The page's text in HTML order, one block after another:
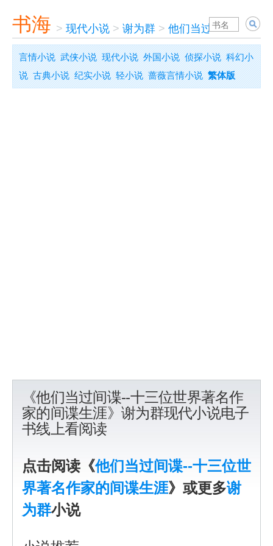
书海 > 现代小说 > 谢为群 > 他们当过间谍--十三
言情小说 武侠小说 现代小说 外国小说 侦探小说 科幻小
说 古典小说 纪实小说 轻小说 蔷薇言情小说 繁体版
《他们当过间谍--十三位世界著名作
家的间谍生涯》谢为群现代小说电子
书线上看阅读
点击阅读《他们当过间谍--十三位世
界著名作家的间谍生涯》或更多谢
为群小说